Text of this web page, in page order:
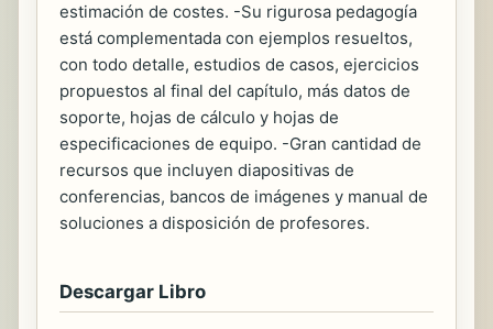
estimación de costes. -Su rigurosa pedagogía
está complementada con ejemplos resueltos,
con todo detalle, estudios de casos, ejercicios
propuestos al final del capítulo, más datos de
soporte, hojas de cálculo y hojas de
especificaciones de equipo. -Gran cantidad de
recursos que incluyen diapositivas de
conferencias, bancos de imágenes y manual de
soluciones a disposición de profesores.
Descargar Libro